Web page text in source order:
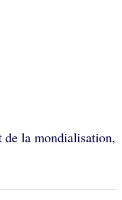
de la mondialisation,